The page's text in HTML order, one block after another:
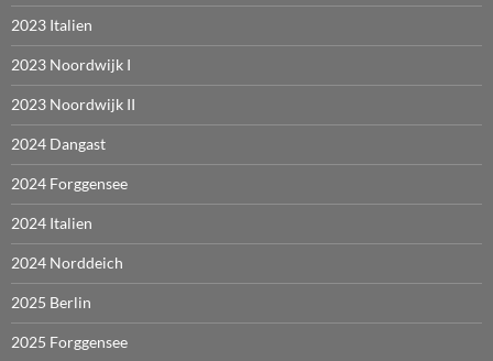
2023 Italien
2023 Noordwijk I
2023 Noordwijk II
2024 Dangast
2024 Forggensee
2024 Italien
2024 Norddeich
2025 Berlin
2025 Forggensee